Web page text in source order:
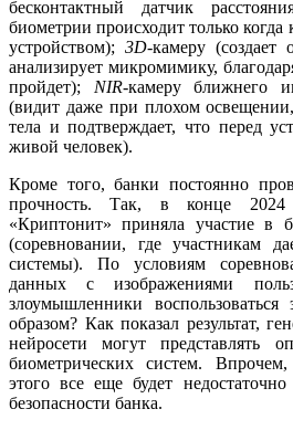
бесконтактный датчик
биометрии происходит только когда
устройством); 3D-камеру (создает
анализирует микромимику,
пройдет); NIR-камеру ближнего
(видит даже при плохом освещении,
тела и подтверждает, что перед
живой человек).
Кроме того, банки постоянно
прочность. Так, в конце
«Криптонит» приняла участие в
(соревновании, где участникам
системы). По условиям
данных с изображениями
злоумышленники
образом? Как показал результат,
нейросети могут представлять
биометрических систем.
этого все еще будет
безопасности банка.